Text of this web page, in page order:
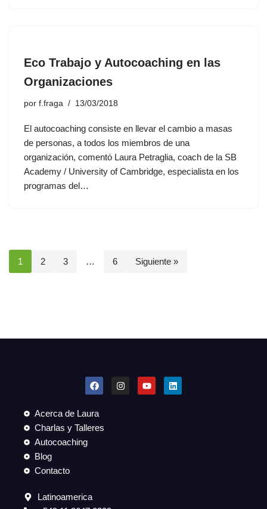
Eco Trabajo y Autocoaching en las
Organizaciones
por f.fraga 13/03/2018
El autocoaching consiste en llevar el cambio a masas
de personas, a todos los miembros de una
organización, comentó Laura Petraglia, coach de la SB
Academy / University of Cambridge, especialista en los
programas del…
1 2 3 … 6 Siguiente »
Acerca de Laura
Charlas y Talleres
Autocoaching
Blog
Contacto
Latinoamerica